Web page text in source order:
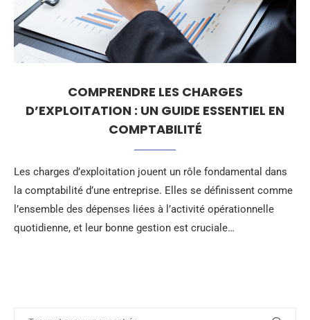
COMPRENDRE LES CHARGES
D’EXPLOITATION : UN GUIDE ESSENTIEL EN
COMPTABILITÉ
Les charges d’exploitation jouent un rôle fondamental dans
la comptabilité d’une entreprise. Elles se définissent comme
l’ensemble des dépenses liées à l’activité opérationnelle
quotidienne, et leur bonne gestion est cruciale…